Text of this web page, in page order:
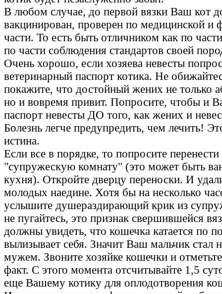
В любом случае, до первой вязки Ваш кот
вакцинирован, проверен по медицинской и
части. То есть быть отличником как по
по части соблюдения стандартов своей
Очень хорошо, если хозяева невесты
ветеринарный паспорт котика. Не
покажите, что достойный жених не только
но и вовремя привит. Попросите, чтобы и
паспорт невесты ДО того, как жених и
Болезнь легче предупредить, чем лечить!
истина.
Если все в порядке, то попросите перенести
"супружескую комнату" (это может быть
кухня). Откройте дверцу переноски. И
молодых наедине. Хотя бы на несколько
услышите душераздирающий крик из
не пугайтесь, это признак свершившейся
должны увидеть, что кошечка катается по
вылизывает себя. Значит Ваш мальчик стал
мужем. Звоните хозяйке кошечки и
факт. С этого момента отсчитывайте 1,5
еще Вашему котику для оплодотворения